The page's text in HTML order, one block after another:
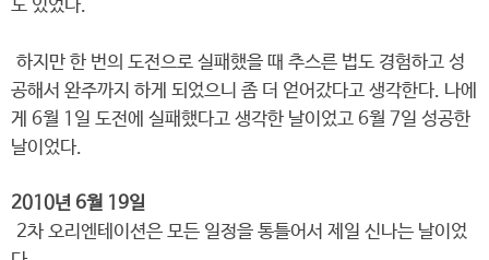
도 있었다.
하지만 한 번의 도전으로 실패했을 때 추스른 법도 경험하고 성
공해서 완주까지 하게 되었으니 좀 더 얻어갔다고 생각한다. 나에
게 6월 1일 도전에 실패했다고 생각한 날이었고 6월 7일 성공한
날이었다.
2010년 6월 19일
2차 오리엔테이션은 모든 일정을 통틀어서 제일 신나는 날이었